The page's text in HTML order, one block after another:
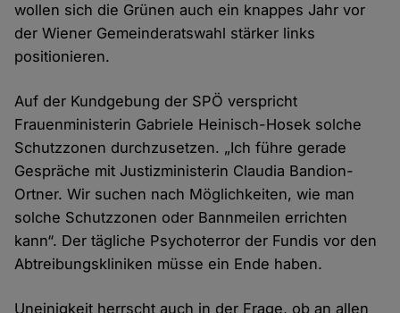
wollen sich die Grünen auch ein knappes Jahr vor
der Wiener Gemeinderatswahl stärker links
positionieren.
Auf der Kundgebung der SPÖ verspricht
Frauenministerin Gabriele Heinisch-Hosek solche
Schutzzonen durchzusetzen. „Ich führe gerade
Gespräche mit Justizministerin Claudia Bandion-
Ortner. Wir suchen nach Möglichkeiten, wie man
solche Schutzzonen oder Bannmeilen errichten
kann“. Der tägliche Psychoterror der Fundis vor den
Abtreibungskliniken müsse ein Ende haben.
Uneinigkeit herrscht auch in der Frage, ob an allen